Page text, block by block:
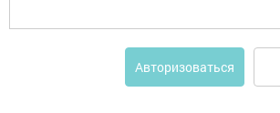
Авторизоваться